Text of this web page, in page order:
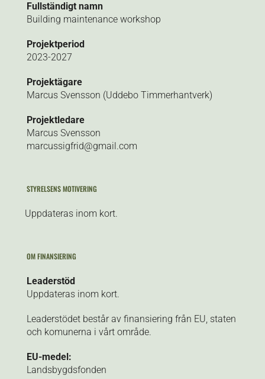
Fullständigt namn
Building maintenance workshop
Projektperiod
2023-2027
Projektägare
Marcus Svensson (Uddebo Timmerhantverk)
Projektledare
Marcus Svensson
marcussigfrid@gmail.com
STYRELSENS MOTIVERING
Uppdateras inom kort.
OM FINANSIERING
Leaderstöd
Uppdateras inom kort.
Leaderstödet består av finansiering från EU, staten
och komunerna i vårt område.
EU-medel:
Landsbygdsfonden